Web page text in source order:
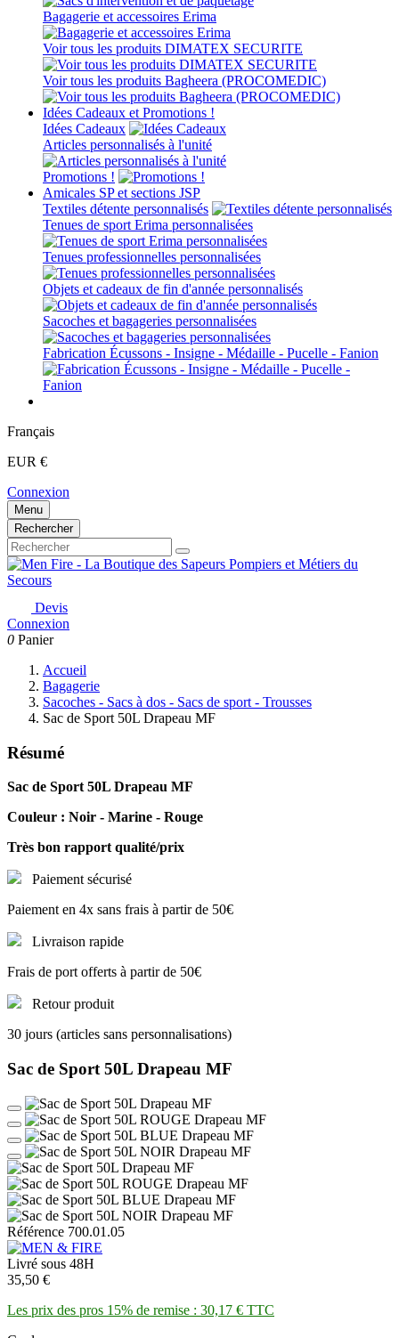
Bagagerie et accessoires Erima
Voir tous les produits DIMATEX SECURITE
Voir tous les produits Bagheera (PROCOMEDIC)
Idées Cadeaux et Promotions !
Idées Cadeaux
Articles personnalisés à l'unité
Promotions !
Amicales SP et sections JSP
Textiles détente personnalisés
Tenues de sport Erima personnalisées
Tenues professionnelles personnalisées
Objets et cadeaux de fin d'année personnalisés
Sacoches et bagageries personnalisées
Fabrication Écussons - Insigne - Médaille - Pucelle - Fanion
Français
EUR €
Connexion
Menu
Rechercher
Devis
Connexion
0 Panier
Accueil
Bagagerie
Sacoches - Sacs à dos - Sacs de sport - Trousses
Sac de Sport 50L Drapeau MF
Résumé
Sac de Sport 50L Drapeau MF
Couleur : Noir - Marine - Rouge
Très bon rapport qualité/prix
Paiement sécurisé
Paiement en 4x sans frais à partir de 50€
Livraison rapide
Frais de port offerts à partir de 50€
Retour produit
30 jours (articles sans personnalisations)
Sac de Sport 50L Drapeau MF
Référence 700.01.05
Livré sous 48H
35,50 €
Les prix des pros 15% de remise : 30,17 € TTC